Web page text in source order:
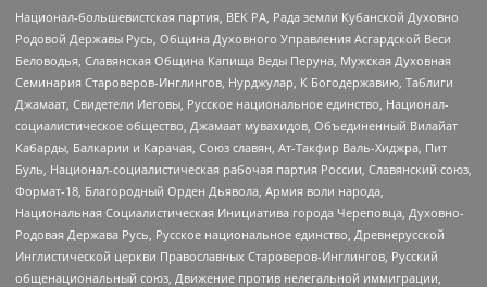
Национал-большевистская партия, ВЕК РА, Рада земли Кубанской Духовно
Родовой Державы Русь, Община Духовного Управления Асгардской Веси
Беловодья, Славянская Община Капища Веды Перуна, Мужская Духовная
Семинария Староверов-Инглингов, Нурджулар, К Богодержавию, Таблиги
Джамаат, Свидетели Иеговы, Русское национальное единство, Национал-
социалистическое общество, Джамаат мувахидов, Объединенный Вилайат
Кабарды, Балкарии и Карачая, Союз славян, Ат-Такфир Валь-Хиджра, Пит
Буль, Национал-социалистическая рабочая партия России, Славянский союз,
Формат-18, Благородный Орден Дьявола, Армия воли народа,
Национальная Социалистическая Инициатива города Череповца, Духовно-
Родовая Держава Русь, Русское национальное единство, Древнерусской
Инглистической церкви Православных Староверов-Инглингов, Русский
общенациональный союз, Движение против нелегальной иммиграции,